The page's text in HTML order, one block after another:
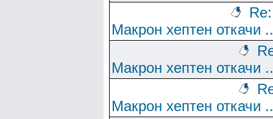
Re:
Макрон хептен откачи
Макрон хептен откачи
Макрон хептен откачи